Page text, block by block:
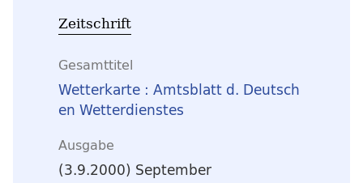
Zeitschrift
Gesamttitel
Wetterkarte : Amtsblatt d. Deutsch
en Wetterdienstes
Ausgabe
(3.9.2000) September